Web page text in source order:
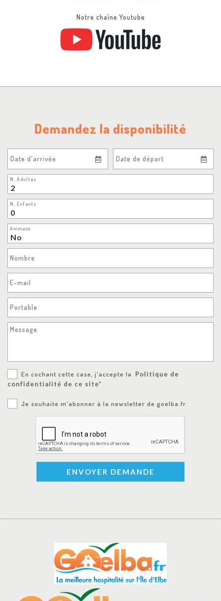
Notre chaîne Youtube
Demandez la disponibilité
Date d'arrivée Date de départ
N. Adultes
N. Enfants
Animaux
Nombre
E-mail
Portable
Message
En cochant cette case, j'accepte la
Politique de
confidentialité de ce site*
Je souhaite m'abonner à la newsletter de goelba.fr
ENVOYER DEMANDE